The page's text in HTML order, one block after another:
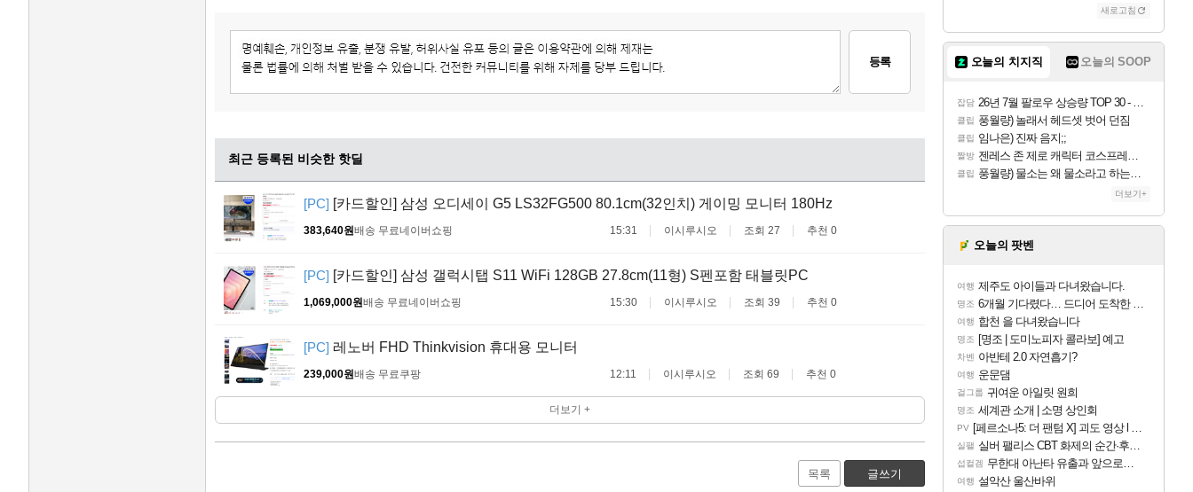
등록
최근 등록된 비슷한 핫딜
[PC] [카드할인] 삼성 오디세이 G5 LS32FG500 80.1cm(32인치) 게이밍 모니터 180Hz
383,640원배송 무료네이버쇼핑 15:31 이시루시오 조회 27 추천 0
[PC] [카드할인] 삼성 갤럭시탭 S11 WiFi 128GB 27.8cm(11형) S펜포함 태블릿PC
1,069,000원배송 무료네이버쇼핑 15:30 이시루시오 조회 39 추천 0
[PC] 레노버 FHD Thinkvision 휴대용 모니터
239,000원배송 무료쿠팡 12:11 이시루시오 조회 69 추천 0
더보기 +
목록 글쓰기
새로고침
오늘의 치지직 오늘의 SOOP
잡담 26년 7월 팔로우 상승량 TOP 30 - 월간 치지직
클립 풍월량) 놀래서 헤드셋 벗어 던짐
클립 임나은) 진짜 음지;;
짤방 젠레스 존 제로 캐릭터 코스프레한 꽁주
클립 풍월량) 물소는 왜 물소라고 하는거야? 아! 그만 ㅋㅋ 알았어 ㅋㅋ
더보기+
오늘의 팟벤
여행 제주도 아이들과 다녀왔습니다.
명조 6개월 기다렸다… 드디어 도착한 치사 메신저백! 실물 후기
여행 합천 을 다녀왔습니다
명조 [명조 | 도미노피자 콜라보] 예고
차벤 아반테 2.0 자연흡기?
여행 운문댐
걸그룹 귀여운 아일릿 원희
명조 세계관 소개 | 소명 상인회
PV [페르소나5: 더 팬텀 X] 괴도 영상 l 타카마키 안·댄싱 스타
실팰 실버 팰리스 CBT 화제의 순간·후기 모음
섭컬겜 무한대 아난타 유출과 앞으로의 예상 (루머)
여행 설악산 울산바위